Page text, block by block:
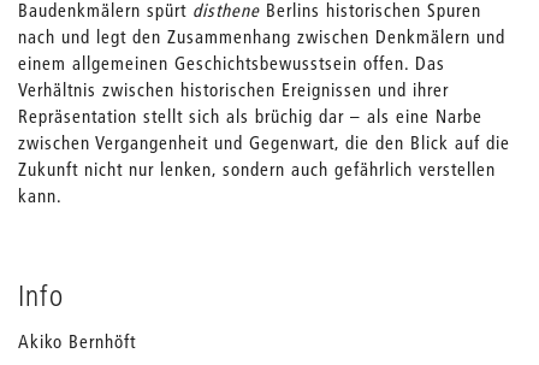
Baudenkmälern spürt disthene Berlins historischen Spuren
nach und legt den Zusammenhang zwischen Denkmälern und
einem allgemeinen Geschichtsbewusstsein offen. Das
Verhältnis zwischen historischen Ereignissen und ihrer
Repräsentation stellt sich als brüchig dar – als eine Narbe
zwischen Vergangenheit und Gegenwart, die den Blick auf die
Zukunft nicht nur lenken, sondern auch gefährlich verstellen
kann.
Info
Akiko Bernhöft